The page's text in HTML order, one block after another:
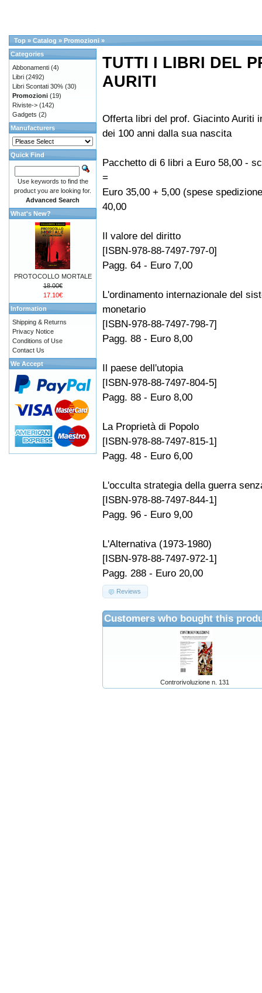
Top » Catalog » Promozioni »
TUTTI I LIBRI DEL
AURITI
Offerta libri del prof. Giacinto Auriti
dei 100 anni dalla sua nascita
Pacchetto di 6 libri a Euro 58,00 -
=
Euro 35,00 + 5,00 (spese
40,00
Il valore del diritto
[ISBN-978-88-7497-797-0]
Pagg. 64 - Euro 7,00
L'ordinamento internazionale del
monetario
[ISBN-978-88-7497-798-7]
Pagg. 88 - Euro 8,00
Il paese dell'utopia
[ISBN-978-88-7497-804-5]
Pagg. 88 - Euro 8,00
La Proprietà di Popolo
[ISBN-978-88-7497-815-1]
Pagg. 48 - Euro 6,00
L'occulta strategia della guerra
[ISBN-978-88-7497-844-1]
Pagg. 96 - Euro 9,00
L'Alternativa (1973-1980)
[ISBN-978-88-7497-972-1]
Pagg. 288 - Euro 20,00
Reviews
Customers who bought this
Controrivoluzione n. 131
Categories
Abbonamenti (4)
Libri (2492)
Libri Scontati 30% (30)
Promozioni (19)
Riviste-> (142)
Gadgets (2)
Manufacturers
Quick Find
Use keywords to find the
product you are looking for.
Advanced Search
What's New?
PROTOCOLLO MORTALE
18.00€
17.10€
Information
Shipping & Returns
Privacy Notice
Conditions of Use
Contact Us
We Accept